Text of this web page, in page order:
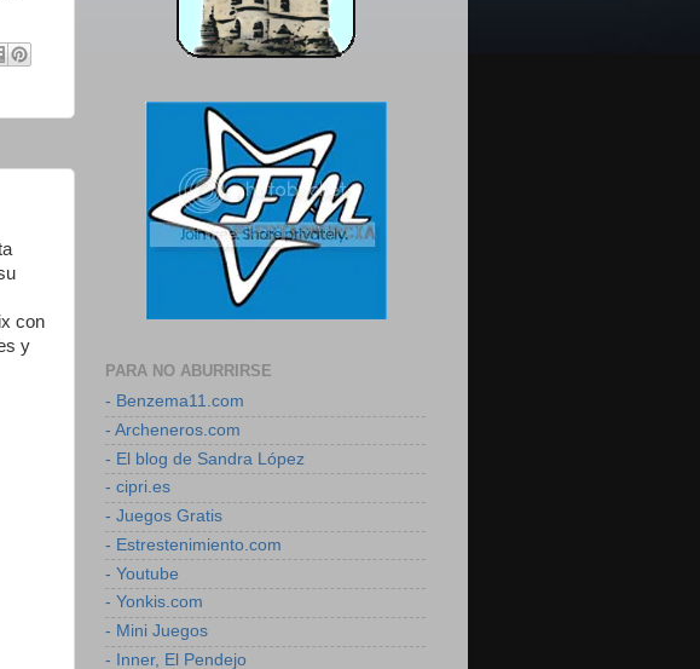
con
y
PARA NO ABURRIRSE
- Benzema11.com
- Archeneros.com
- El blog de Sandra López
- cipri.es
- Juegos Gratis
- Estrestenimiento.com
- Youtube
- Yonkis.com
- Mini Juegos
- Inner, El Pendejo